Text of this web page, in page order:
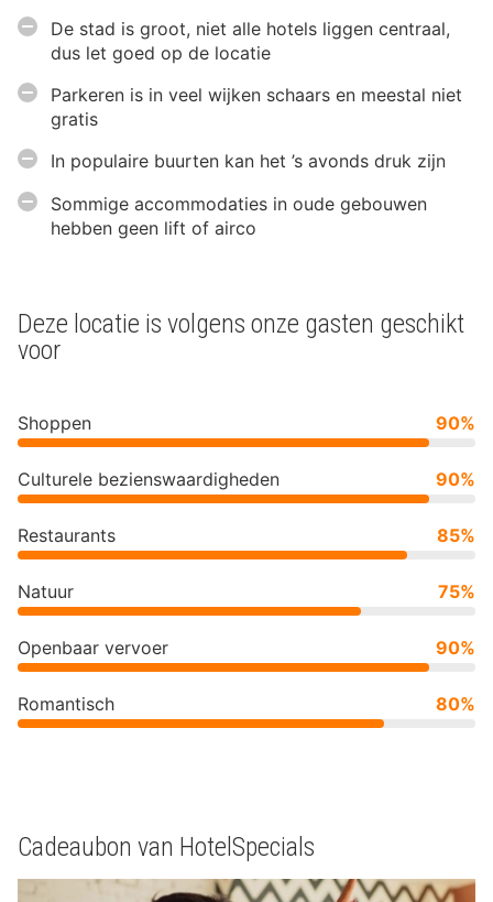
De stad is groot, niet alle hotels liggen centraal,
dus let goed op de locatie
Parkeren is in veel wijken schaars en meestal niet
gratis
In populaire buurten kan het ’s avonds druk zijn
Sommige accommodaties in oude gebouwen
hebben geen lift of airco
Deze locatie is volgens onze gasten geschikt
voor
Shoppen 90%
Culturele bezienswaardigheden 90%
Restaurants 85%
Natuur 75%
Openbaar vervoer 90%
Romantisch 80%
Cadeaubon van HotelSpecials